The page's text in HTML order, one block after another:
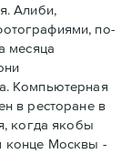
Алиби,
по-
месяца
Компьютерная
в ресторане в
когда якобы
конце Москвы -